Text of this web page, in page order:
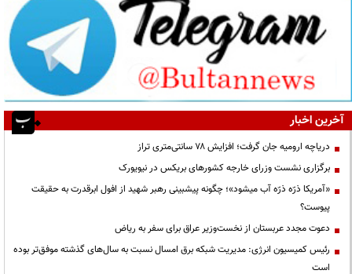
آخرین اخبار
دریاچه ارومیه جان گرفت؛ افزایش ۷۸ سانتی‌متری تراز
برگزاری نشست وزرای خارجه کشورهای بریکس در نیویورک
«آمریکا ذرّه ذرّه آب میشود»؛ چگونه پیشبینی رهبر شهید از افول ابرقدرت به حقیقت
پیوست؟
دعوت مجدد عربستان از نخست‌وزیر عراق برای سفر به ریاض
رئیس کمیسیون انرژی: مدیریت شبکه برق امسال نسبت به سال‌های گذشته موفق‌تر بوده
است